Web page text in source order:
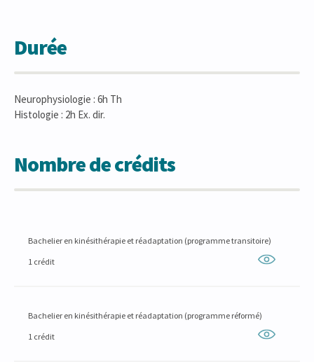
Durée
Neurophysiologie : 6h Th
Histologie : 2h Ex. dir.
Nombre de crédits
Bachelier en kinésithérapie et réadaptation (programme transitoire)
1 crédit
Bachelier en kinésithérapie et réadaptation (programme réformé)
1 crédit